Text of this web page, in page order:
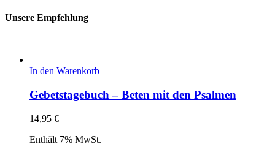
Unsere Empfehlung
In den Warenkorb
Gebetstagebuch – Beten mit den Psalmen
14,95 €
Enthält 7% MwSt.